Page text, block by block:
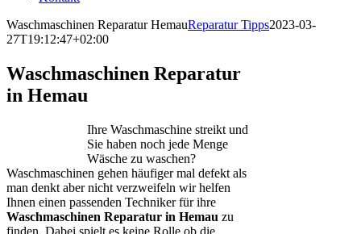
Waschmaschinen Reparatur HemauReparatur Tipps2023-03-
27T19:12:47+02:00
Waschmaschinen Reparatur
in Hemau
Ihre Waschmaschine streikt und
Sie haben noch jede Menge
Wäsche zu waschen?
Waschmaschinen gehen häufiger mal defekt als
man denkt aber nicht verzweifeln wir helfen
Ihnen einen passenden Techniker für ihre
Waschmaschinen Reparatur in Hemau zu
finden. Dabei spielt es keine Rolle ob die